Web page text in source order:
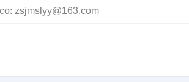
zsjmslyy@163.com